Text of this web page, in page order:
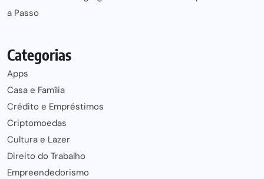
a Passo
Categorias
Apps
Casa e Família
Crédito e Empréstimos
Criptomoedas
Cultura e Lazer
Direito do Trabalho
Empreendedorismo